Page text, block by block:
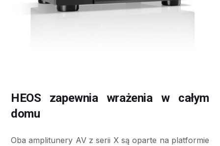
HEOS zapewnia wrażenia w całym
domu
Oba amplitunery AV z serii X są oparte na platformie